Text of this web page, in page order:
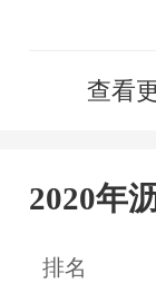
查看
2020年
排名